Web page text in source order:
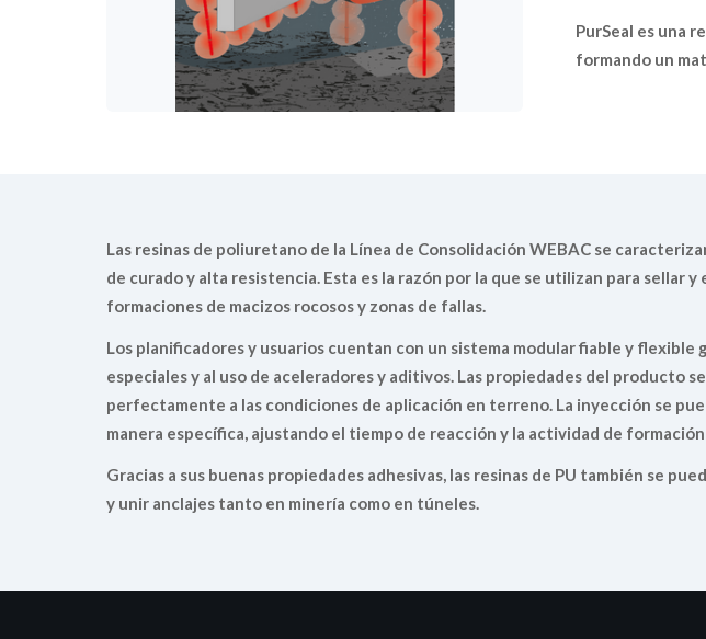
PurSeal es una
formando un
Las resinas de poliuretano de la Línea de Consolidación WEBAC se
de curado y alta resistencia. Esta es la razón por la que se utilizan para sellar
formaciones de macizos rocosos y zonas de fallas.
Los planificadores y usuarios cuentan con un sistema modular fiable y flexible
especiales y al uso de aceleradores y aditivos. Las propiedades del producto
perfectamente a las condiciones de aplicación en terreno. La inyección se
manera específica, ajustando el tiempo de reacción y la actividad de formación
Gracias a sus buenas propiedades adhesivas, las resinas de PU también se
y unir anclajes tanto en minería como en túneles.